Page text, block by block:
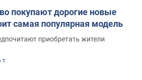
покупают дорогие новые
самая популярная модель
приобретать жители
т.